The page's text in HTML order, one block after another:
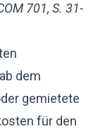
701, S. 31-
dem
gemietete
für den